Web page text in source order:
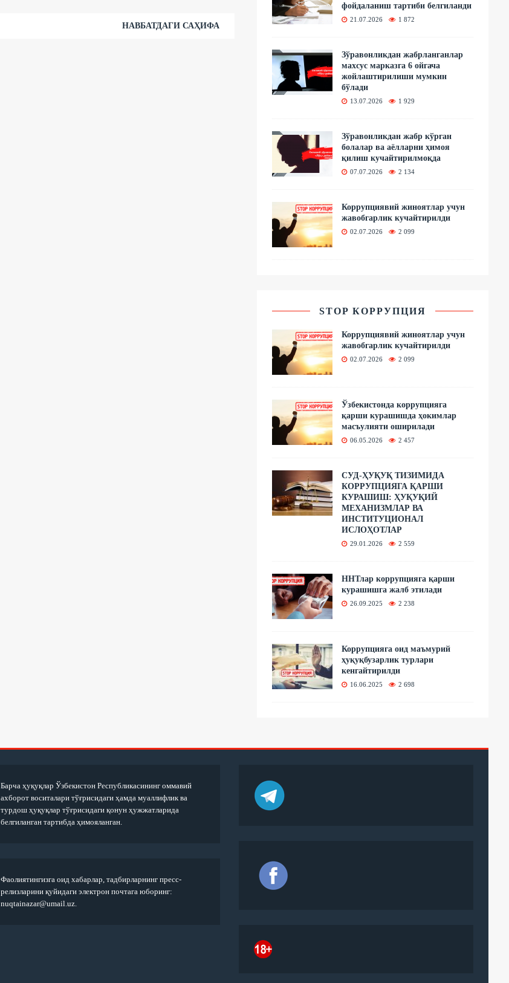
НАВБАТДАГИ САҲИФА
фойдаланиш тартиби белгиланди
21.07.2026 1 872
Зўравонликдан жабрланганлар
махсус марказга 6 ойгача
жойлаштирилиши мумкин
бўлади
13.07.2026 1 929
Зўравонликдан жабр кўрган
болалар ва аёлларни ҳимоя
қилиш кучайтирилмоқда
07.07.2026 2 134
Коррупциявий жиноятлар учун
жавобгарлик кучайтирилди
02.07.2026 2 099
STOP КОРРУПЦИЯ
Коррупциявий жиноятлар учун
жавобгарлик кучайтирилди
02.07.2026 2 099
Ўзбекистонда коррупцияга
қарши курашишда ҳокимлар
масъулияти оширилади
06.05.2026 2 457
СУД-ҲУҚУҚ ТИЗИМИДА
КОРРУПЦИЯГА ҚАРШИ
КУРАШИШ: ҲУҚУҚИЙ
МЕХАНИЗМЛАР ВА
ИНСТИТУЦИОНАЛ
ИСЛОҲОТЛАР
29.01.2026 2 559
ННТлар коррупцияга қарши
курашишга жалб этилади
26.09.2025 2 238
Коррупцияга оид маъмурий
ҳуқуқбузарлик турлари
кенгайтирилди
16.06.2025 2 698
Барча ҳуқуқлар Ўзбекистон Республикасининг оммавий
ахборот воситалари тўғрисидаги ҳамда муаллифлик ва
турдош ҳуқуқлар тўғрисидаги қонун ҳужжатларида
белгиланган тартибда ҳимояланган.
Фаолиятингизга оид хабарлар, тадбирларнинг пресс-
релизларини қуйидаги электрон почтага юборинг:
nuqtainazar@umail.uz.